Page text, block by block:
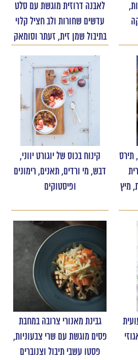
לאבנה דרוזית מוגשת עם סלט
עדשים שחורות ולב חציל קלוי
בתיבול שמן זית, זעתר וסומאק
תירס
מיץ
קינוח בכוס של יוגורט יווני,
דבש, מי ורדים, תאנים, רימונים
ופיסטוקים
גבינת מאנורי צרובה במחבת
פסים מוגשת עם שרי צבעוניות,
פסטו עשבי תיבול וצנוברים